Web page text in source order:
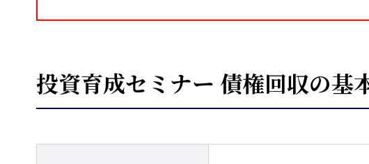
投資育成セミナー 債権回収の基